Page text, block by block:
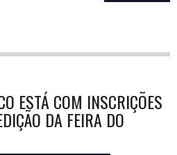
ESTÁ COM INSCRIÇÕES
DA FEIRA DO